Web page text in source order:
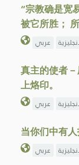
“宗教确是宽
被它所胜；
عربي
真主的使者
上烙印。
عربي
当你们中有
عربي